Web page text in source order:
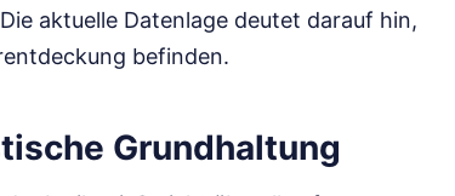
aktuelle Datenlage deutet darauf hin,
befinden.
Grundhaltung